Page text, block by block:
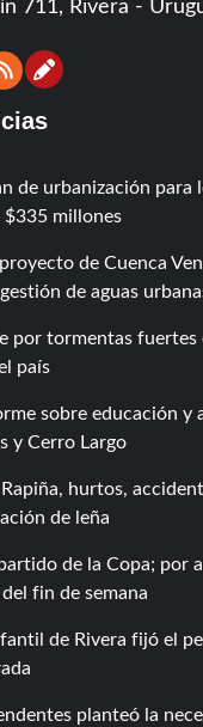
711, Rivera -
RSS
de urbanización para
millones
de Cuenca
de aguas
por tormentas fuertes
país
sobre educación y
y Cerro Largo
hurtos,
de leña
de la Copa; por
fin de semana
de Rivera fijó el
planteó la